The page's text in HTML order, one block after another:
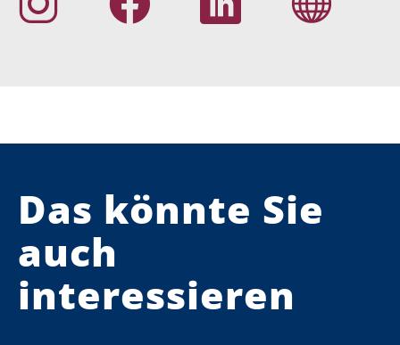
Das könnte Sie
auch
interessieren